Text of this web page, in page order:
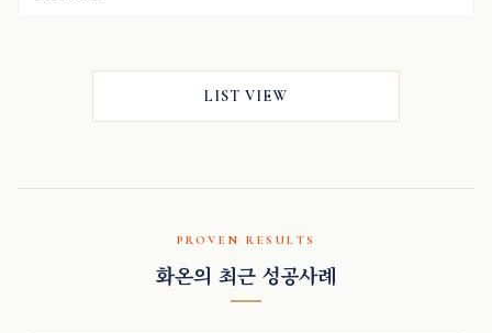
LIST VIEW
PROVEN RESULTS
화온의 최근 성공사례